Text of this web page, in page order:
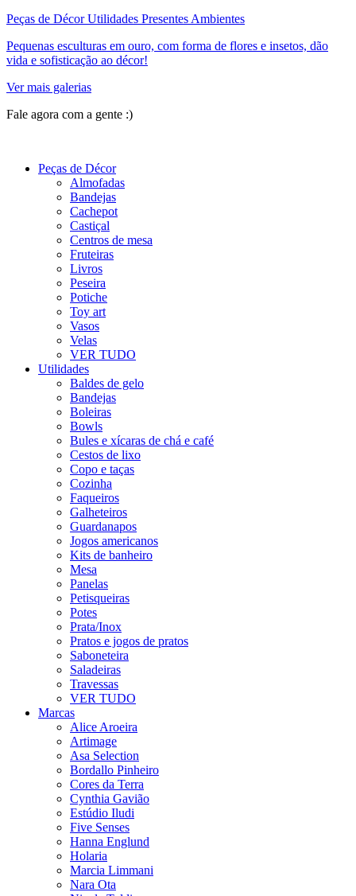
Peças de Décor Utilidades Presentes Ambientes
Pequenas esculturas em ouro, com forma de flores e insetos, dão
vida e sofisticação ao décor!
Ver mais galerias
Fale agora com a gente :)
Peças de Décor
Almofadas
Bandejas
Cachepot
Castiçal
Centros de mesa
Fruteiras
Livros
Peseira
Potiche
Toy art
Vasos
Velas
VER TUDO
Utilidades
Baldes de gelo
Bandejas
Boleiras
Bowls
Bules e xícaras de chá e café
Cestos de lixo
Copo e taças
Cozinha
Faqueiros
Galheteiros
Guardanapos
Jogos americanos
Kits de banheiro
Mesa
Panelas
Petisqueiras
Potes
Prata/Inox
Pratos e jogos de pratos
Saboneteira
Saladeiras
Travessas
VER TUDO
Marcas
Alice Aroeira
Artimage
Asa Selection
Bordallo Pinheiro
Cores da Terra
Cynthia Gavião
Estúdio Iludi
Five Senses
Hanna Englund
Holaria
Marcia Limmani
Nara Ota